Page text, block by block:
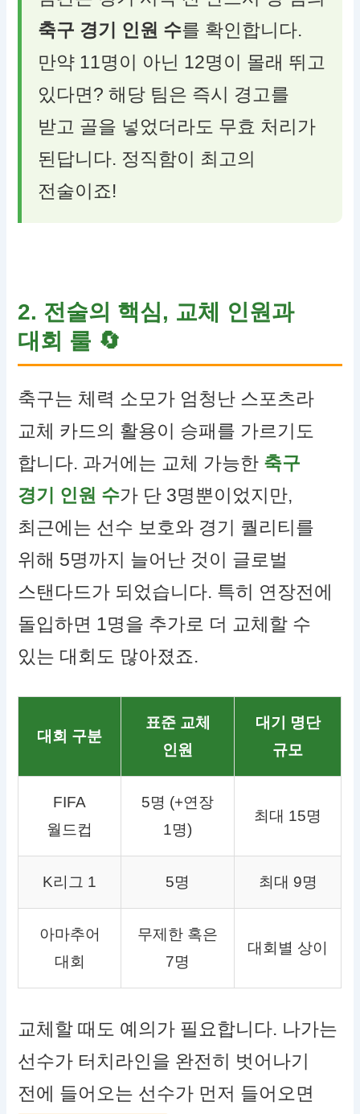
축구 경기 인원 수를 확인합니다.
만약 11명이 아닌 12명이 몰래 뛰고
있다면? 해당 팀은 즉시 경고를
받고 골을 넣었더라도 무효 처리가
된답니다. 정직함이 최고의
전술이죠!
2. 전술의 핵심, 교체 인원과
대회 룰 🔄
축구는 체력 소모가 엄청난 스포츠라
교체 카드의 활용이 승패를 가르기도
합니다. 과거에는 교체 가능한 축구
경기 인원 수가 단 3명뿐이었지만,
최근에는 선수 보호와 경기 퀄리티를
위해 5명까지 늘어난 것이 글로벌
스탠다드가 되었습니다. 특히 연장전에
돌입하면 1명을 추가로 더 교체할 수
있는 대회도 많아졌죠.
대회 구분
표준 교체
인원
대기 명단
규모
FIFA
월드컵
5명 (+연장
1명)
최대 15명
K리그 1 5명 최대 9명
아마추어
대회
무제한 혹은
7명
대회별 상이
교체할 때도 예의가 필요합니다. 나가는
선수가 터치라인을 완전히 벗어나기
전에 들어오는 선수가 먼저 들어오면